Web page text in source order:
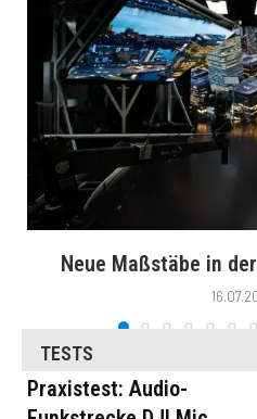
Neue Maßstäbe in
TESTS
Praxistest: Audio-